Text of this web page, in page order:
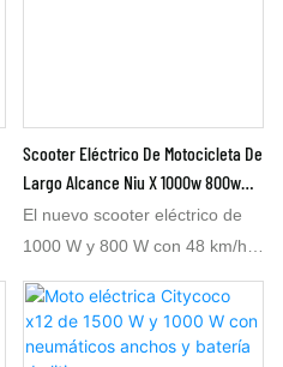
de 45 km/h. La batería de litio
de 60 V 20 Ah garantiza una
autonomía de 60 a 70 km. La
de 60 V 24 Ah ofrece una
autonomía de 72 a 82 km. Este
patinete eléctrico con batería
de litio de 60 V 20 Ah es
ampliamente utilizado por
Scooter Eléctrico De Motocicleta De
Largo Alcance Niu X 1000w 800w
Para Adultos Con Batería De Litio
El nuevo scooter eléctrico de
1000 W y 800 W con 48 km/h
es un scooter eléctrico de largo
alcance con una gran batería
de litio de 60 V y 30 Ah para